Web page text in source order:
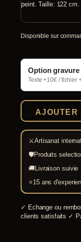
peint. Taille: 122
Disponible sur
Option gravure
Texte +10€ / fichier
AJOUTER
⚔Artisanat
🛡Produits
🚚Livraison suivie
⭐15 ans
✓ Echange ou
clients satisfaits ✓